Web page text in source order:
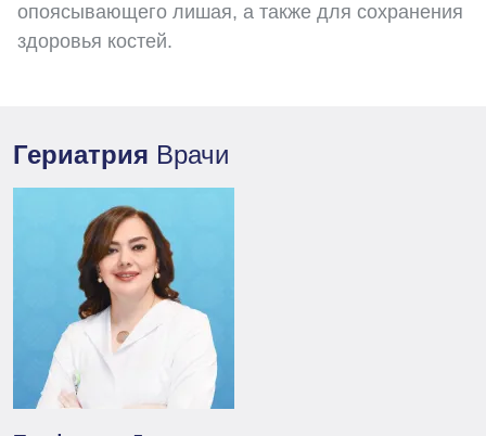
опоясывающего лишая, а также для сохранения
здоровья костей.
Гериатрия Врачи